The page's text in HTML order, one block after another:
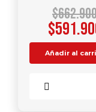
$
$
Añadir al